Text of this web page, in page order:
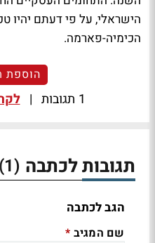
הישראלי, על פי דעתם יהיו
הכימיה-פארמה.
הוספת
1 תגובות |
תגובות לכתבה (1)
הגב לכתבה
שם המגיב *